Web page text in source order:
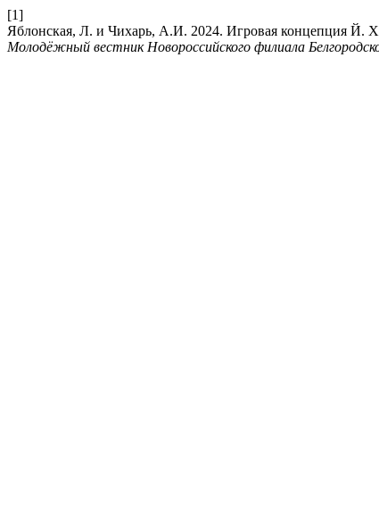
[1]
Яблонская, Л. и Чихарь, А.И. 2024. Игровая концепция Й.
Молодёжный вестник Новороссийского филиала